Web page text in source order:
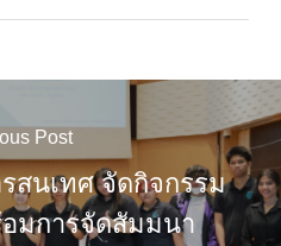
Post
สนเทศ จัดกิจกรรม
มการจัดสัมมนา